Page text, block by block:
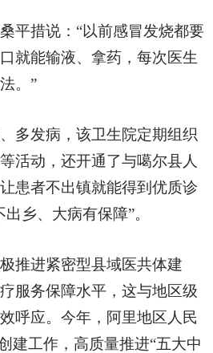
平措说：“以前感冒发烧都要
就能输液、拿药，每次医生
。”
多发病，该卫生院定期组织
活动，还开通了与噶尔县人
患者不出镇就能得到优质诊
乡、大病有保障”。
推进紧密型县域医共体建
服务保障水平，这与地区级
呼应。今年，阿里地区人民
建工作，高质量推进“五大中